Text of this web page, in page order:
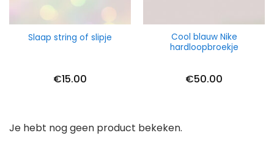
Slaap string of slipje
€15.00
Cool blauw Nike
hardloopbroekje
€50.00
Je hebt nog geen product bekeken.